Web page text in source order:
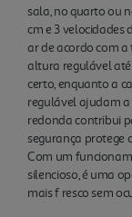
sala, no quarto ou
cm e 3 velocidades
ar de acordo com
altura regulável
certo, enquanto a
regulável ajudam a
redonda contribui
segurança protege
Com um
silencioso, é uma
mais f resco sem